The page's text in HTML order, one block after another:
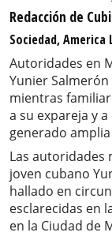
Redacción de
Sociedad, America
Autoridades en
Yunier
mientras
a su expareja y
generado
Las autoridades
joven cubano
hallado en
esclarecidas en
en la Ciudad de